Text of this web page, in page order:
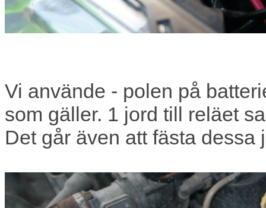
Vi använde - polen på
som gäller. 1 jord till reläet
Det går även att fästa dessa